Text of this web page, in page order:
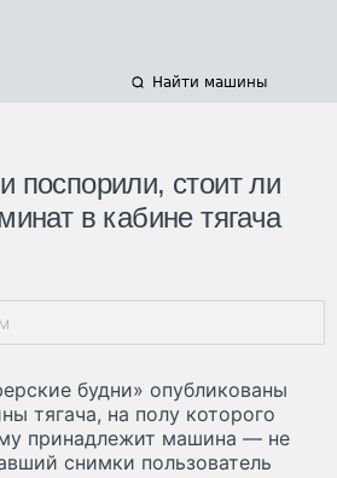
Найти машины
поспорили, стоит ли
в кабине тягача
будни» опубликованы
тягача, на полу которого
принадлежит машина — не
снимки пользователь